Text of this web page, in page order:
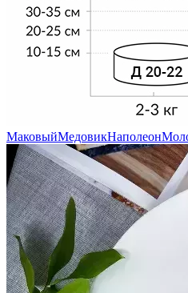
МаковыйМедовикНаполеон